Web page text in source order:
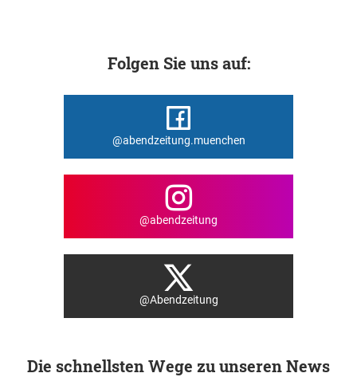
Folgen Sie uns auf:
@abendzeitung.muenchen
@abendzeitung
@Abendzeitung
Die schnellsten Wege zu unseren News